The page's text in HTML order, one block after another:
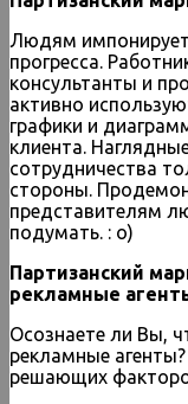
Людям
прогресса.
консультанты и
активно
графики и
клиента.
сотрудничества
стороны.
представителям
подумать. : о)
Партизанский
рекламные
Осознаете ли Вы,
рекламные
решающих